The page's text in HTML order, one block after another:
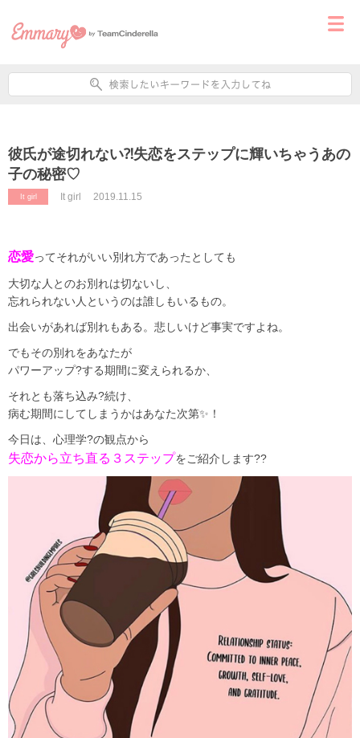
彼氏が途切れない⁈失恋をステップに輝いちゃうあの
子の秘密♡
It girl It girl 2019.11.15
恋愛ってそれがいい別れ方であったとしても
大切な人とのお別れは切ないし、
忘れられない人というのは誰しもいるもの。
出会いがあれば別れもある。悲しいけど事実ですよね。
でもその別れをあなたが
パワーアップ?する期間に変えられるか、
それとも落ち込み?続け、
病む期間にしてしまうかはあなた次第✨！
今日は、心理学?の観点から
失恋から立ち直る３ステップをご紹介します?‍?